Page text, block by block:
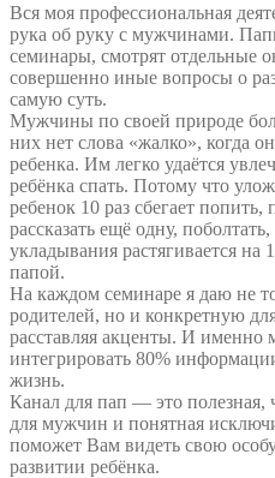
Вся моя профессиональная
рука об руку с мужчинами.
семинары, смотрят отдельные
совершенно иные вопросы о
самую суть.
Мужчины по своей природе
них нет слова «жалко», когда
ребенка. Им легко удаётся
ребёнка спать. Потому что
ребенок 10 раз сбегает попить,
рассказать ещё одну,
укладывания растягивается на
папой.
На каждом семинаре я даю не
родителей, но и конкретную
расставляя акценты. И именно
интегрировать 80%
жизнь.
Канал для пап — это полезная,
для мужчин и понятная
поможет Вам видеть свою
развитии ребёнка.